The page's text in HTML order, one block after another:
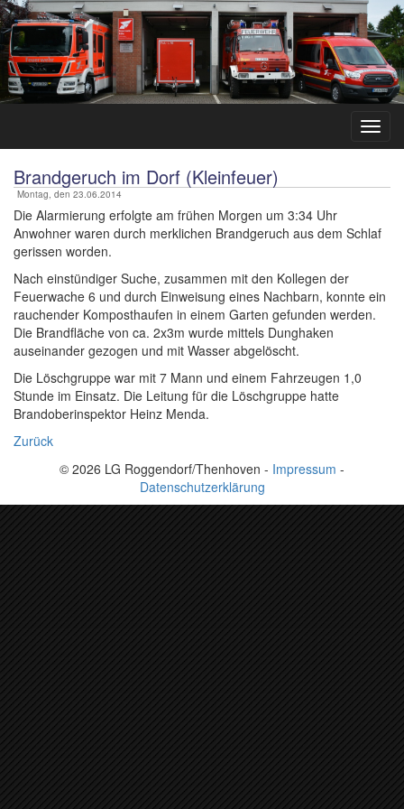
Brandgeruch im Dorf (Kleinfeuer)
Montag, den 23.06.2014
Die Alarmierung erfolgte am frühen Morgen um 3:34 Uhr
Anwohner waren durch merklichen Brandgeruch aus dem Schlaf
gerissen worden.
Nach einstündiger Suche, zusammen mit den Kollegen der
Feuerwache 6 und durch Einweisung eines Nachbarn, konnte ein
rauchender Komposthaufen in einem Garten gefunden werden.
Die Brandfläche von ca. 2x3m wurde mittels Dunghaken
auseinander gezogen und mit Wasser abgelöscht.
Die Löschgruppe war mit 7 Mann und einem Fahrzeugen 1,0
Stunde im Einsatz. Die Leitung für die Löschgruppe hatte
Brandoberinspektor Heinz Menda.
Zurück
© 2026 LG Roggendorf/Thenhoven - Impressum -
Datenschutzerklärung